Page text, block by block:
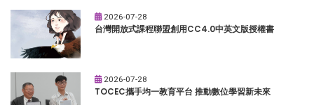
2026-07-28
台灣開放式課程聯盟創用CC4.0中英文版授權書
2026-07-28
TOCEC攜手均一教育平台 推動數位學習新未來